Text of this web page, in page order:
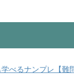
べるナンプレ【難